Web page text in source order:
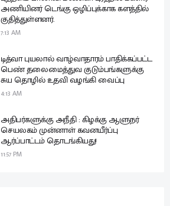
அணியினர் டெங்கு ஒழிப்புக்காக களத்தில்
குதித்துள்ளனர்.
7:13 AM
டித்வா புயலால் வாழ்வாதாரம் பாதிக்கப்பட்ட
பெண் தலைமைத்துவ குடும்பங்களுக்கு
சுய தொழில் உதவி வழங்கி வைப்பு
4:13 AM
அதிபர்களுக்கு அநீதி : கிழக்கு ஆளுநர்
செயலகம் முன்னாள் கவனயீர்ப்பு
ஆர்ப்பாட்டம் தொடங்கியது!
11:57 PM